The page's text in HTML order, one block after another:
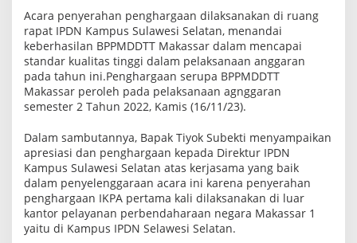
i
K
e
m
e
n
t
e
r
n
K
e
u
a
n
g
a
n
Acara penyerahan penghargaan dilaksanakan di ruang
rapat IPDN Kampus Sulawesi Selatan, menandai
keberhasilan BPPMDDTT Makassar dalam mencapai
standar kualitas tinggi dalam pelaksanaan anggaran
pada tahun ini.Penghargaan serupa BPPMDDTT
Makassar peroleh pada pelaksanaan agnggaran
semester 2 Tahun 2022, Kamis (16/11/23).
Dalam sambutannya, Bapak Tiyok Subekti menyampaikan
apresiasi dan penghargaan kepada Direktur IPDN
Kampus Sulawesi Selatan atas kerjasama yang baik
dalam penyelenggaraan acara ini karena penyerahan
penghargaan IKPA pertama kali dilaksanakan di luar
kantor pelayanan perbendaharaan negara Makassar 1
yaitu di Kampus IPDN Selawesi Selatan.